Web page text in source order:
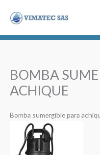
BOMBA
ACHIQUE
Bomba sumergible para